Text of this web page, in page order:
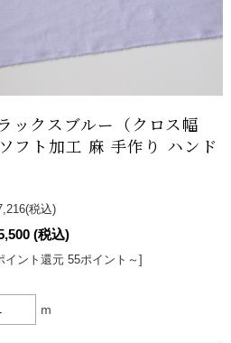
ックスブルー（クロス幅
フト加工 麻 手作り ハンド
(税込)
(税込)
イント還元 55ポイント～]
ｍ